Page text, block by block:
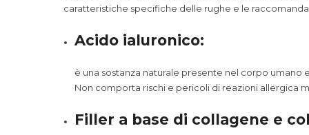
caratteristiche specifiche delle rughe e le
Acido ialuronico:
è una sostanza naturale presente nel corpo
Non comporta rischi e pericoli di reazioni allergica
Filler a base di collagene e